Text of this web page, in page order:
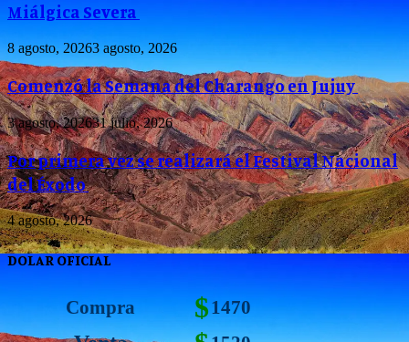
Miálgica Severa
8 agosto, 20263 agosto, 2026
Comenzó la Semana del Charango en Jujuy
3 agosto, 202631 julio, 2026
Por primera vez se realizará el Festival Nacional
del Éxodo
4 agosto, 2026
DOLAR OFICIAL
Compra $1470